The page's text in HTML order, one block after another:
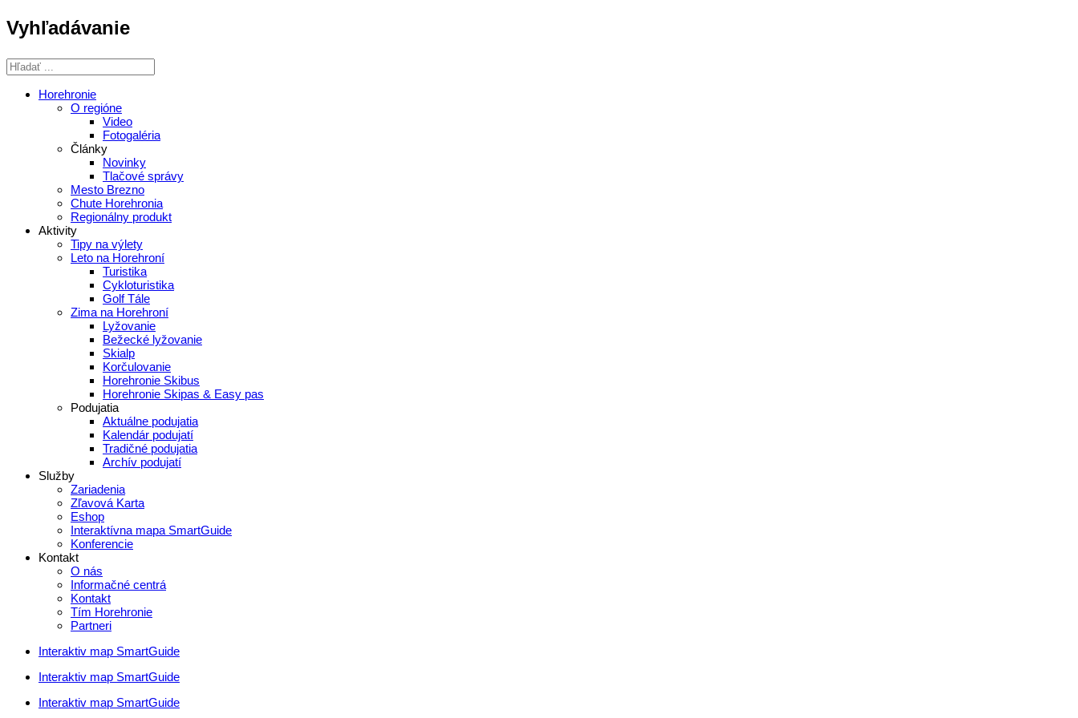
Vyhľadávanie
Horehronie
O regióne
Video
Fotogaléria
Články
Novinky
Tlačové správy
Mesto Brezno
Chute Horehronia
Regionálny produkt
Aktivity
Tipy na výlety
Leto na Horehroní
Turistika
Cykloturistika
Golf Tále
Zima na Horehroní
Lyžovanie
Bežecké lyžovanie
Skialp
Korčulovanie
Horehronie Skibus
Horehronie Skipas & Easy pas
Podujatia
Aktuálne podujatia
Kalendár podujatí
Tradičné podujatia
Archív podujatí
Služby
Zariadenia
Zľavová Karta
Eshop
Interaktívna mapa SmartGuide
Konferencie
Kontakt
O nás
Informačné centrá
Kontakt
Tím Horehronie
Partneri
Interaktiv map SmartGuide
Interaktiv map SmartGuide
Interaktiv map SmartGuide